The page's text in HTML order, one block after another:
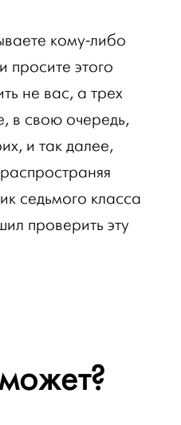
кому-либо
просите этого
не вас, а трех
в свою очередь,
и так далее,
седьмого класса
проверить эту